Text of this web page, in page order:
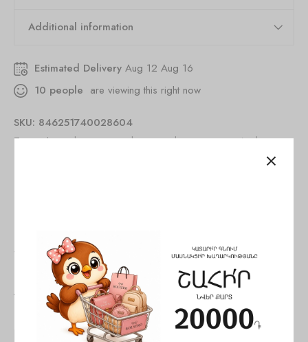
Additional information
Estimated Delivery Aug 12 Aug 16
10 people are viewing this right now
SKU: 846251740028604
Tags:chamadan yerevan,luggage,luggage armenia,luggage
Share:
You May Also Like